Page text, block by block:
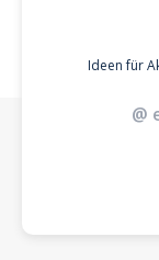
Ideen für